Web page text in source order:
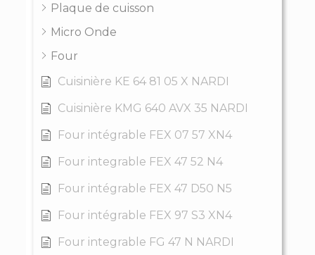
Plaque de cuisson
Micro Onde
Four
Cuisinière KE 64 81 05 X NARDI
Cuisinière KMG 640 AVX 35 NARDI
Four intégrable FEX 07 57 XN4
Four integrable FEX 47 52 N4
Four intégrable FEX 47 D50 N5
Four intégrable FEX 97 S3 XN4
Four integrable FG 47 N NARDI